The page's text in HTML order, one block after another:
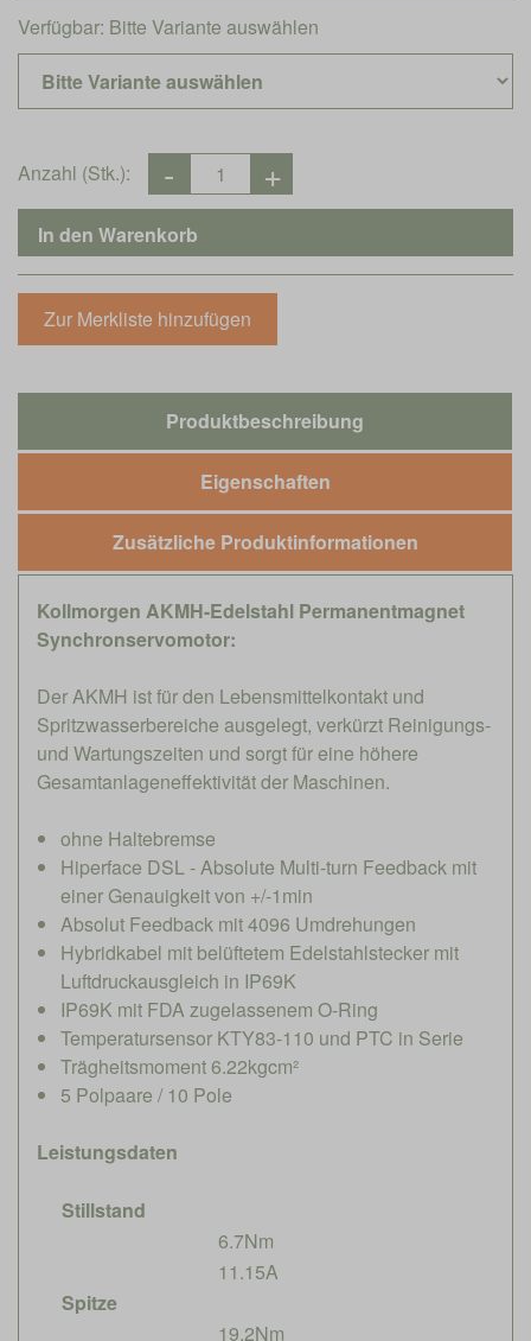
Verfügbar: Bitte Variante auswählen
Anzahl (Stk.):
Produktbeschreibung
Eigenschaften
Zusätzliche Produktinformationen
Kollmorgen AKMH-Edelstahl Permanentmagnet
Synchronservomotor:
Der AKMH ist für den Lebensmittelkontakt und
Spritzwasserbereiche ausgelegt, verkürzt Reinigungs-
und Wartungszeiten und sorgt für eine höhere
Gesamtanlageneffektivität der Maschinen.
ohne Haltebremse
Hiperface DSL - Absolute Multi-turn Feedback mit
einer Genauigkeit von +/-1min
Absolut Feedback mit 4096 Umdrehungen
Hybridkabel mit belüftetem Edelstahlstecker mit
Luftdruckausgleich in IP69K
IP69K mit FDA zugelassenem O-Ring
Temperatursensor KTY83-110 und PTC in Serie
Trägheitsmoment 6.22kgcm²
5 Polpaare / 10 Pole
Leistungsdaten
Stillstand
6.7Nm
11.15A
Spitze
19.2Nm